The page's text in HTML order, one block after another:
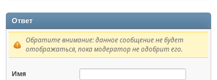
Ответ
Обратите внимание: данное сообщение не будет
отображаться, пока модератор не одобрит его.
Имя